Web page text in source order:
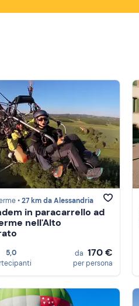
•27 km da Alessandria
in paracarrello ad
nell'Alto
5,0
da 170 €
per persona